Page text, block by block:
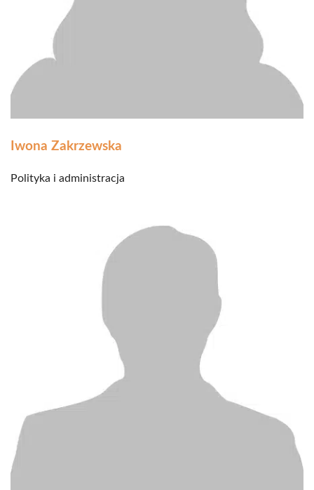
Iwona Zakrzewska
Polityka i administracja